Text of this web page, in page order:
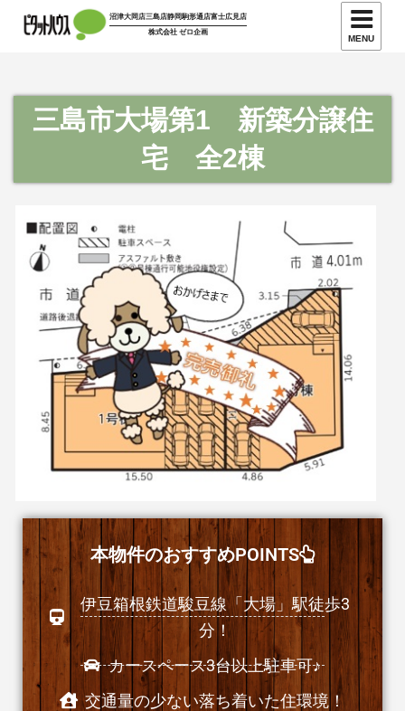
沼津大岡店三島店静岡駒形通店富士広見店
株式会社 ゼロ企画
MENU
三島市大場第1 新築分譲住
宅 全2棟
本物件のおすすめPOINTS
伊豆箱根鉄道駿豆線「大場」駅徒歩3
分！
カースペース3台以上駐車可♪
交通量の少ない落ち着いた住環境！